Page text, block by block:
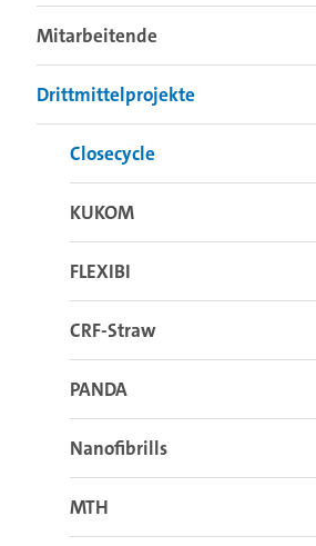
Mitarbeitende
Drittmittelprojekte
Closecycle
KUKOM
FLEXIBI
CRF-Straw
PANDA
Nanofibrills
MTH